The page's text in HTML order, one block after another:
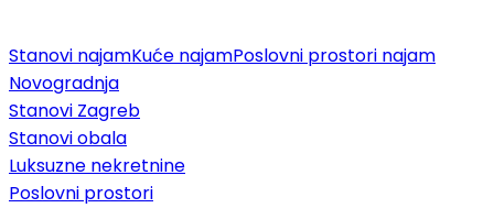
Stanovi najamKuće najamPoslovni prostori najam
Novogradnja
Stanovi Zagreb
Stanovi obala
Luksuzne nekretnine
Poslovni prostori